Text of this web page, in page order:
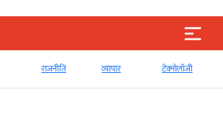
राजनीति व्‍यापार टेक्‍नोलॉजी